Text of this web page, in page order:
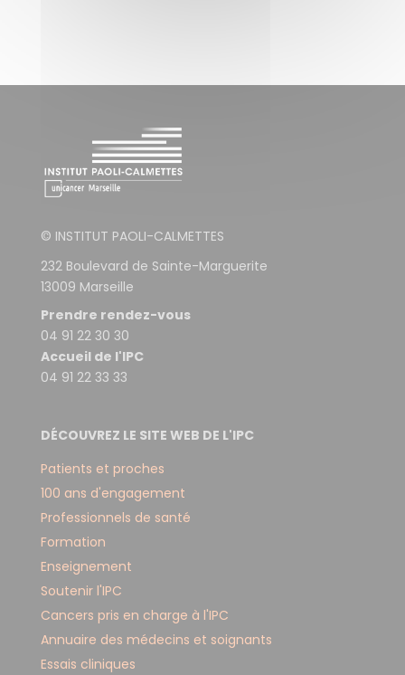
© INSTITUT PAOLI-CALMETTES
232 Boulevard de Sainte-Marguerite
13009 Marseille
Prendre rendez-vous
04 91 22 30 30
Accueil de l'IPC
04 91 22 33 33
DÉCOUVREZ LE SITE WEB DE L'IPC
Patients et proches
100 ans d'engagement
Professionnels de santé
Formation
Enseignement
Soutenir l'IPC
Cancers pris en charge à l'IPC
Annuaire des médecins et soignants
Essais cliniques